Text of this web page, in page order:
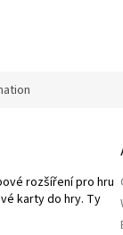
rozšíření pro hru
karty do hry. Ty